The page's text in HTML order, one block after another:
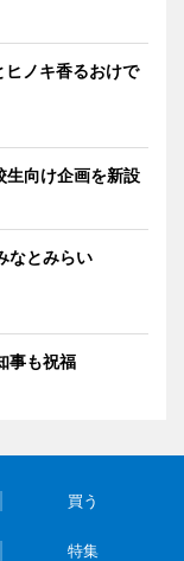
ノキ香るおけで
向け企画を新設
なとみらい
事も祝福
買う
特集